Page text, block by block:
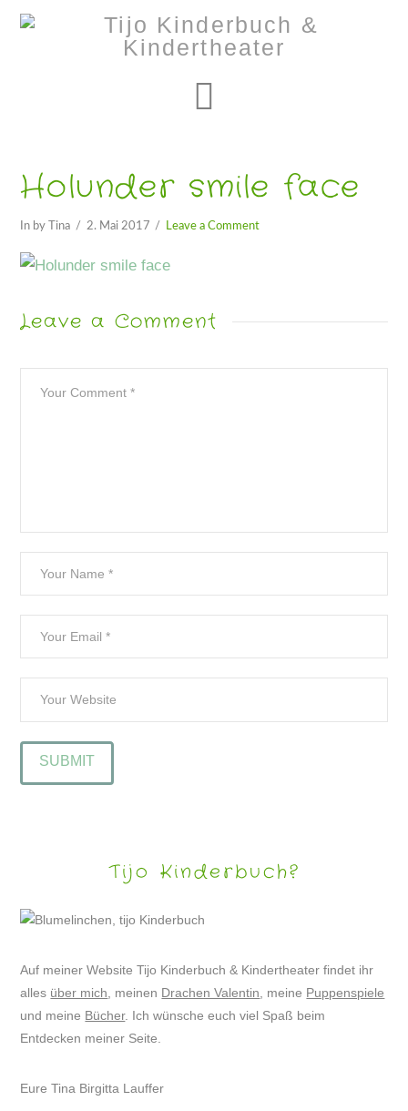
Holunder smile face
In by Tina 2. Mai 2017 Leave a Comment
Leave a Comment
Tijo Kinderbuch?
Auf meiner Website Tijo Kinderbuch & Kindertheater findet ihr
alles über mich , meinen Drachen Valentin , meine Puppenspiele
und meine Bücher. Ich wünsche euch viel Spaß beim
Entdecken meiner Seite.
Eure Tina Birgitta Lauffer